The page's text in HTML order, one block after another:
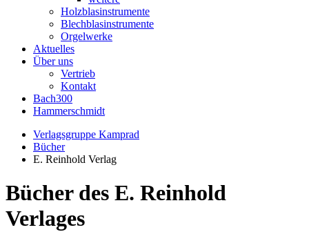
Holzblasinstrumente
Blechblasinstrumente
Orgelwerke
Aktuelles
Über uns
Vertrieb
Kontakt
Bach300
Hammerschmidt
Verlagsgruppe Kamprad
Bücher
E. Reinhold Verlag
Bücher des E. Reinhold
Verlages